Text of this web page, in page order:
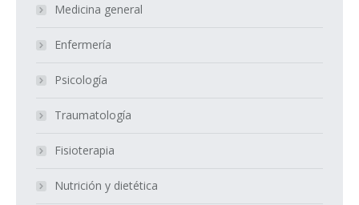
Medicina general
Enfermería
Psicología
Traumatología
Fisioterapia
Nutrición y dietética